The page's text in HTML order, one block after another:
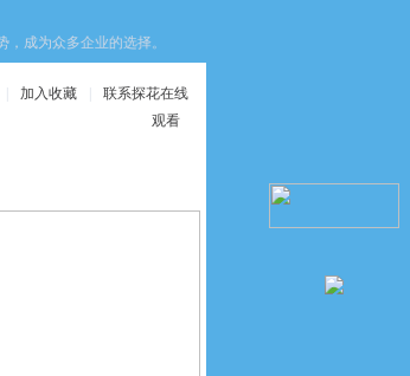
企业的选择。这些优势不仅提升了设备的安全性，还优化
加入收藏
联系探花在线
观看